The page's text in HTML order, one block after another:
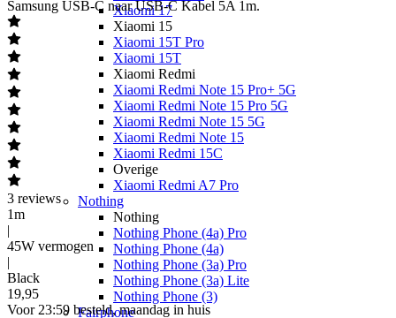
Xiaomi 17
Xiaomi 15
Xiaomi 15T Pro
Xiaomi 15T
Xiaomi Redmi
Xiaomi Redmi Note 15 Pro+ 5G
Xiaomi Redmi Note 15 Pro 5G
Xiaomi Redmi Note 15 5G
Xiaomi Redmi Note 15
Xiaomi Redmi 15C
Overige
Xiaomi Redmi A7 Pro
Nothing
Nothing
Nothing Phone (4a) Pro
Nothing Phone (4a)
Nothing Phone (3a) Pro
Nothing Phone (3a) Lite
Nothing Phone (3)
Fairphone
Samsung USB-C naar USB-C Kabel 5A 1m.
3 reviews
1m
|
45W vermogen
|
Black
19,95
Voor 23:59 besteld, maandag in huis